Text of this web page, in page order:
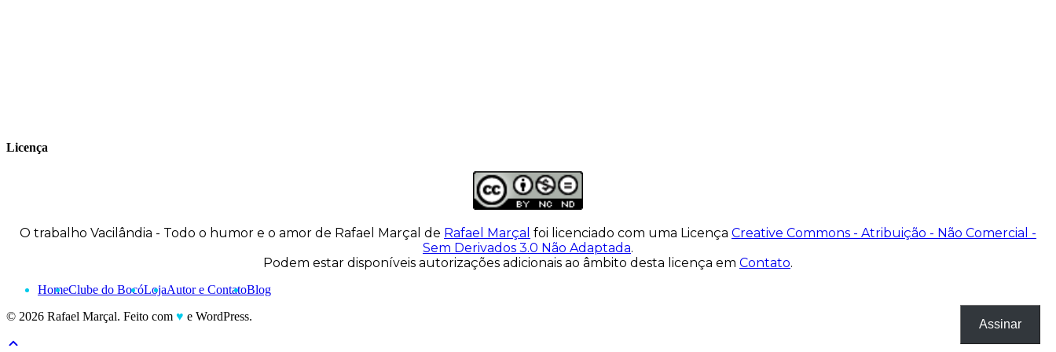
Licença
O trabalho Vacilândia - Todo o humor e o amor de Rafael Marçal de Rafael Marçal foi licenciado com uma Licença Creative Commons - Atribuição - Não Comercial -
Sem Derivados 3.0 Não Adaptada.
Podem estar disponíveis autorizações adicionais ao âmbito desta licença em Contato.
HomeClube do BocóLojaAutor e ContatoBlog
© 2026 Rafael Marçal. Feito com ♥ e WordPress.
Assinar